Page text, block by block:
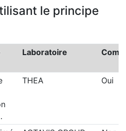
le principe
Laboratoire
THEA Oui